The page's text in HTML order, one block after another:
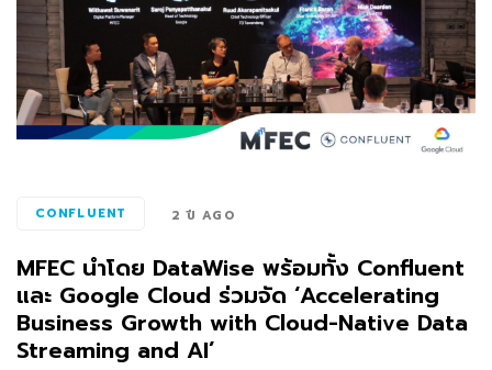
CONFLUENT 2 ปี AGO
MFEC นำโดย DataWise พร้อมทั้ง Confluent
และ Google Cloud ร่วมจัด ‘Accelerating
Business Growth with Cloud-Native Data
Streaming and AI’